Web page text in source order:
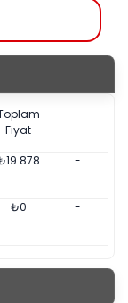
Fiyat
19.878 -
₺0 -